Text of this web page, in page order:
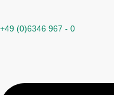
+49 (0)6346 967 - 0